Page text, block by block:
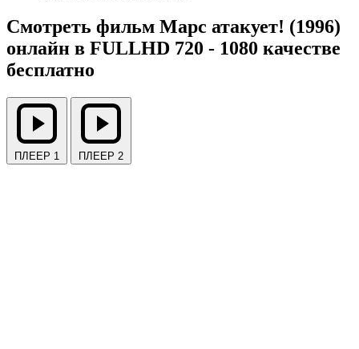
Смотреть фильм Марс атакует! (1996)
онлайн в FULLHD 720 - 1080 качестве
бесплатно
ПЛЕЕР 1 ПЛЕЕР 2